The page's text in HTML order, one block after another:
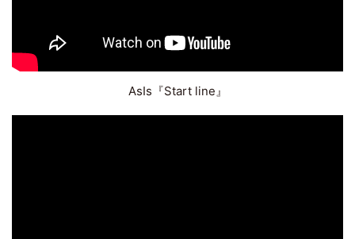
AsIs『Start line』